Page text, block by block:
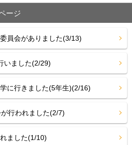
ージ
員会がありました(3/13)
いました(2/29)
に行きました(5年生)(2/16)
行われました(2/7)
ました(1/10)